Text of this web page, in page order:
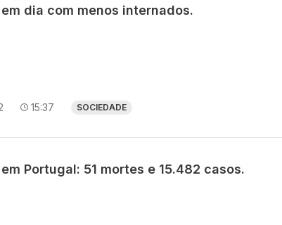
dia com menos internados.
15:37 SOCIEDADE
Portugal: 51 mortes e 15.482 casos.